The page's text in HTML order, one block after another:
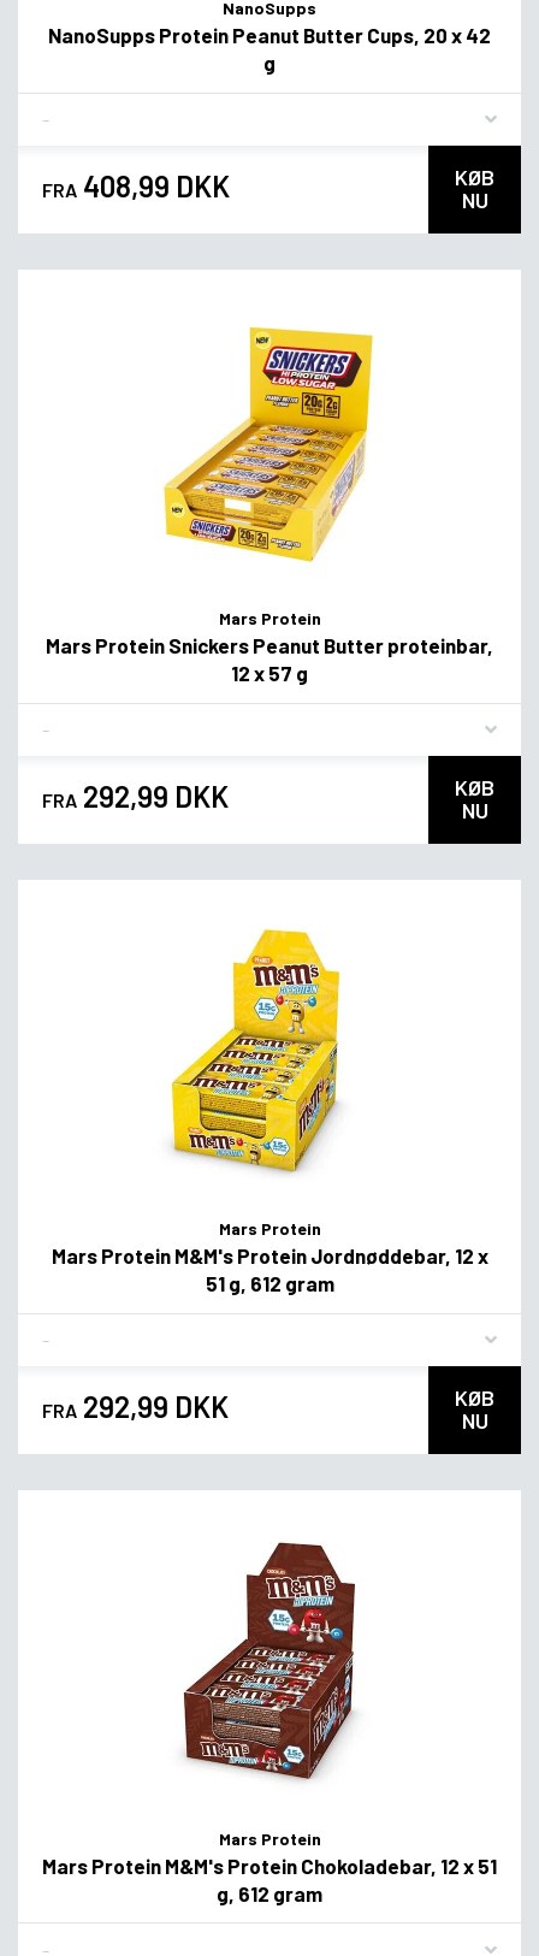
NanoSupps
NanoSupps Protein Peanut Butter Cups, 20 x 42
g
FRA 408,99 DKK
KØB
NU
Mars Protein
Mars Protein Snickers Peanut Butter proteinbar,
12 x 57 g
FRA 292,99 DKK
KØB
NU
Mars Protein
Mars Protein M&M's Protein Jordnøddebar, 12 x
51 g, 612 gram
FRA 292,99 DKK
KØB
NU
Mars Protein
Mars Protein M&M's Protein Chokoladebar, 12 x 51
g, 612 gram